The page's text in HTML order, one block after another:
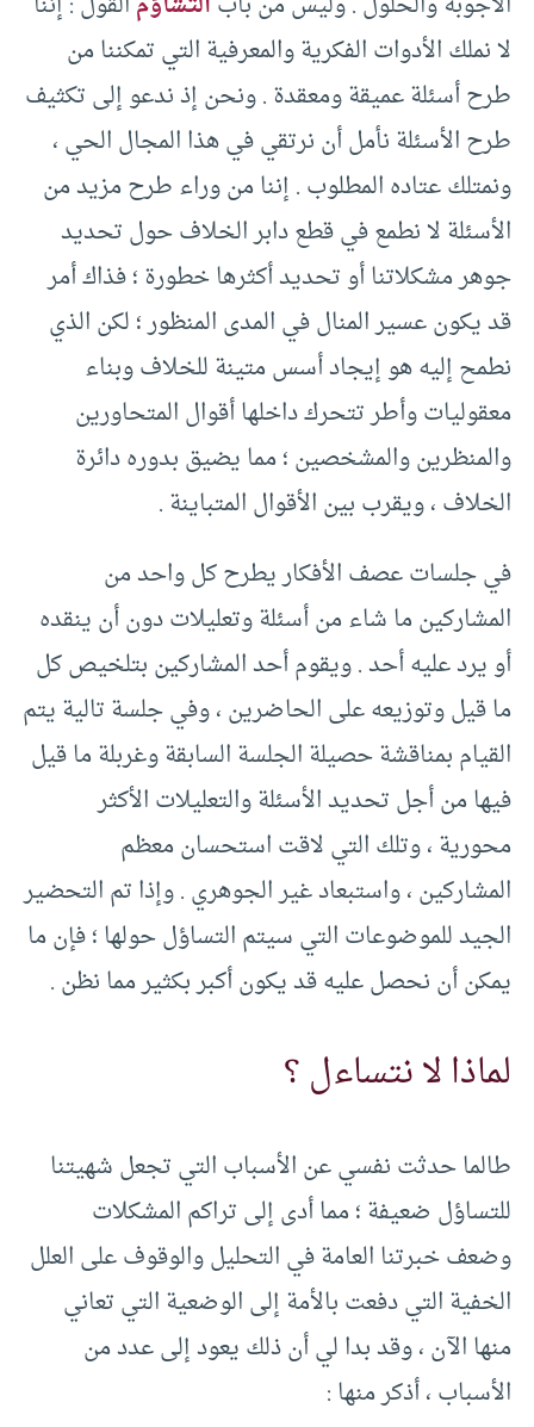
لا نملك الأدوات الفكرية والمعرفية التي تمكننا من
طرح أسئلة عميقة ومعقدة . ونحن إذ ندعو إلى تكثيف
طرح الأسئلة نأمل أن نرتقي في هذا المجال الحي ،
ونمتلك عتاده المطلوب . إننا من وراء طرح مزيد من
الأسئلة لا نطمع في قطع دابر الخلاف حول تحديد
جوهر مشكلاتنا أو تحديد أكثرها خطورة ؛ فذاك أمر
قد يكون عسير المنال في المدى المنظور ؛ لكن الذي
نطمح إليه هو إيجاد أسس متينة للخلاف وبناء
معقوليات وأطر تتحرك داخلها أقوال المتحاورين
والمنظرين والمشخصين ؛ مما يضيق بدوره دائرة
الخلاف ، ويقرب بين الأقوال المتباينة .
في جلسات عصف الأفكار يطرح كل واحد من
المشاركين ما شاء من أسئلة وتعليلات دون أن ينقده
أو يرد عليه أحد . ويقوم أحد المشاركين بتلخيص كل
ما قيل وتوزيعه على الحاضرين ، وفي جلسة تالية يتم
القيام بمناقشة حصيلة الجلسة السابقة وغربلة ما قيل
فيها من أجل تحديد الأسئلة والتعليلات الأكثر
محورية ، وتلك التي لاقت استحسان معظم
المشاركين ، واستبعاد غير الجوهري . وإذا تم التحضير
الجيد للموضوعات التي سيتم التساؤل حولها ؛ فإن ما
يمكن أن نحصل عليه قد يكون أكبر بكثير مما نظن .
لماذا لا نتساءل ؟
طالما حدثت نفسي عن الأسباب التي تجعل شهيتنا
للتساؤل ضعيفة ؛ مما أدى إلى تراكم المشكلات
وضعف خبرتنا العامة في التحليل والوقوف على العلل
الخفية التي دفعت بالأمة إلى الوضعية التي تعاني
منها الآن ، وقد بدا لي أن ذلك يعود إلى عدد من
الأسباب ، أذكر منها :